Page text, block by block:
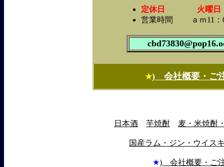
定休日 火曜日・
営業時間 ａｍ11：
★) 会社概要・ご
日本酒 芋焼酎 麦・米焼酎
国産ラム・ジン・ウイス
★) 会社概要・ご